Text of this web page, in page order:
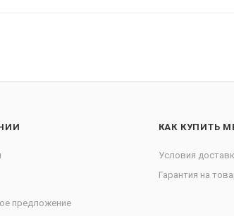
предложение
КАК КУПИТЬ
Условия
Гарантия на